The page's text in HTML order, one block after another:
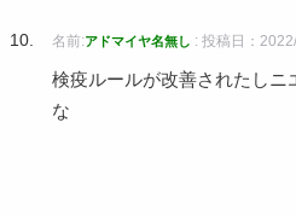
名前:アドマイヤ名無し : 投稿日：
検疫ルールが改善されたしニ
な